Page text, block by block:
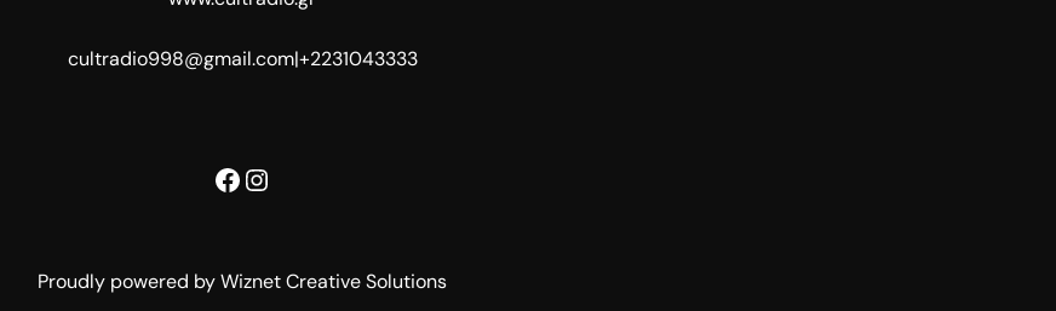
cultradio998@gmail.com|+2231043333
Facebook
Instagram
Proudly powered by Wiznet Creative Solutions